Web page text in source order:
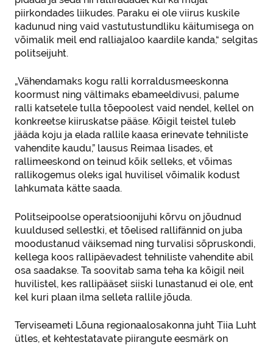
piirkondades liikudes. Paraku ei ole viirus kuskile
kadunud ning vaid vastutustundliku käitumisega on
võimalik meil end ralliajaloo kaardile kanda,“ selgitas
politseijuht.
„Vähendamaks kogu ralli korraldusmeeskonna
koormust ning vältimaks ebameeldivusi, palume
ralli katsetele tulla tõepoolest vaid nendel, kellel on
konkreetse kiiruskatse pääse. Kõigil teistel tuleb
jääda koju ja elada rallile kaasa erinevate tehniliste
vahendite kaudu,” lausus Reimaa lisades, et
rallimeeskond on teinud kõik selleks, et võimas
rallikogemus oleks igal huvilisel võimalik kodust
lahkumata kätte saada.
Politseipoolse operatsioonijuhi kõrvu on jõudnud
kuuldused sellestki, et tõelised rallifännid on juba
moodustanud väiksemad ning turvalisi sõpruskondi,
kellega koos rallipäevadest tehniliste vahendite abil
osa saadakse. Ta soovitab sama teha ka kõigil neil
huvilistel, kes rallipääset siiski lunastanud ei ole, ent
kel kuri plaan ilma selleta rallile jõuda.
Terviseameti Lõuna regionaalosakonna juht Tiia Luht
ütles, et kehtestatavate piirangute eesmärk on